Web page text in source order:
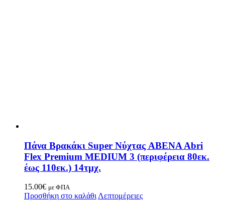
Πάνα Βρακάκι Super Νύχτας ABENA Abri
Flex Premium MEDIUM 3 (περιφέρεια 80εκ.
έως 110εκ.) 14τμχ.
15.00€ με ΦΠΑ
Προσθήκη στο καλάθιΛεπτομέρειες